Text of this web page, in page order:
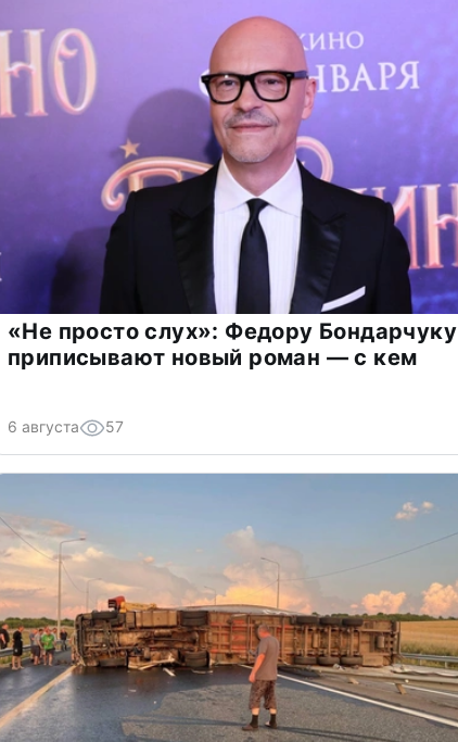
«Не просто слух»: Федору Бондарчуку
приписывают новый роман — с кем
6 августа 57